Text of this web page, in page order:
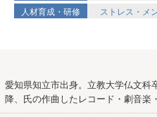
人材育成・研修
ストレス・メ
愛知県知立市出身。立教大学仏文科
降、氏の作曲したレコード・劇音楽